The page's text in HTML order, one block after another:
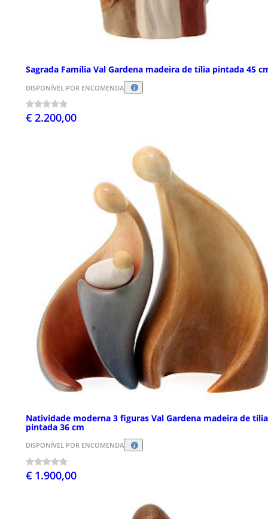
Sagrada Família Val Gardena madeira de tília pintada 45
DISPONÍVEL POR ENCOMENDA
€ 2.200,00
Natividade moderna 3 figuras Val Gardena madeira de tília
pintada 36 cm
DISPONÍVEL POR ENCOMENDA
€ 1.900,00